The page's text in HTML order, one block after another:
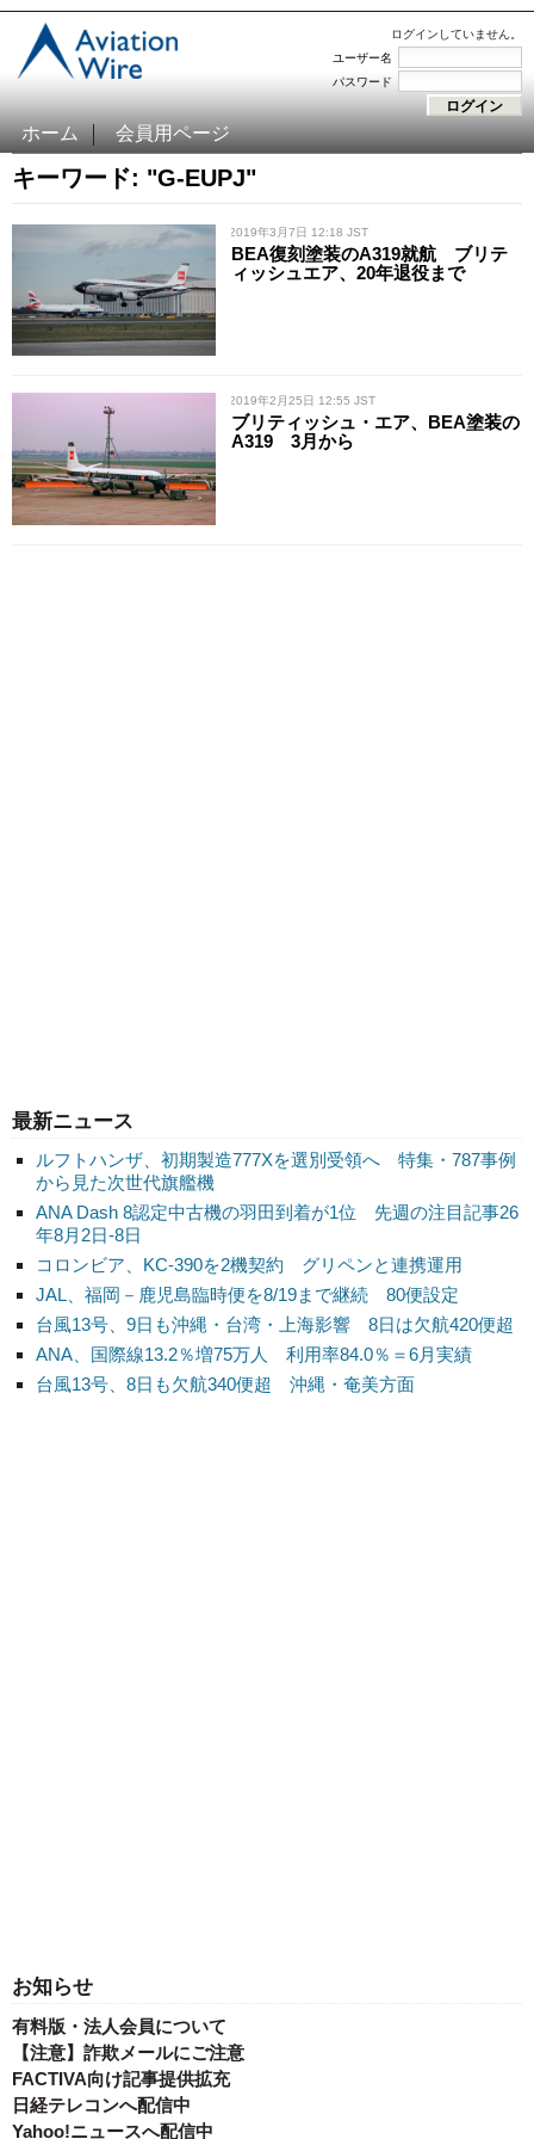
ログインしていません。
ユーザー名
パスワード
ホーム 会員用ページ
キーワード: "G-EUPJ"
/ 2019年3月7日 12:18 JST
BEA復刻塗装のA319就航 ブリテ
ィッシュエア、20年退役まで
/ 2019年2月25日 12:55 JST
ブリティッシュ・エア、BEA塗装の
A319 3月から
最新ニュース
ルフトハンザ、初期製造777Xを選別受領へ 特集・787事例
から見た次世代旗艦機
ANA Dash 8認定中古機の羽田到着が1位 先週の注目記事26
年8月2日-8日
コロンビア、KC-390を2機契約 グリペンと連携運用
JAL、福岡－鹿児島臨時便を8/19まで継続 80便設定
台風13号、9日も沖縄・台湾・上海影響 8日は欠航420便超
ANA、国際線13.2％増75万人 利用率84.0％＝6月実績
台風13号、8日も欠航340便超 沖縄・奄美方面
お知らせ
有料版・法人会員について
【注意】詐欺メールにご注意
FACTIVA向け記事提供拡充
日経テレコンへ配信中
Yahoo!ニュースへ配信中